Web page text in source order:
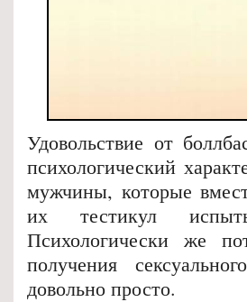
Удовольствие от
психологический
мужчины, которые
их тестикул
Психологически же
получения
довольно просто.